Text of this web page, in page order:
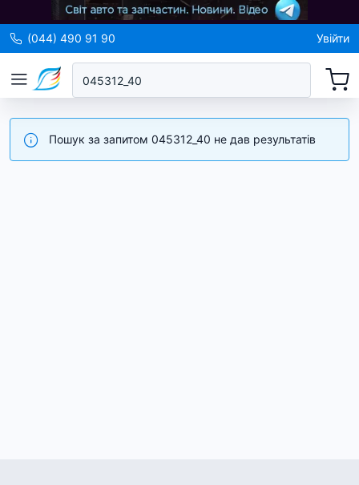
(044) 490 91 90 Увійти
Пошук за запитом 045312_40 не дав результатів